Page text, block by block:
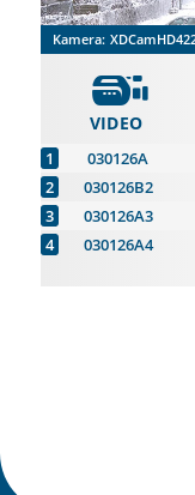
Kamera:
VIDEO
030126A
030126B2
030126A3
030126A4